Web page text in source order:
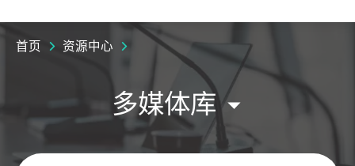
首页 资源中心
多媒体库